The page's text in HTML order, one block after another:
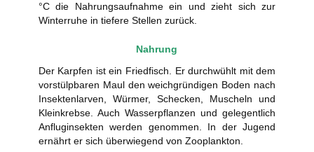
°C die Nahrungsaufnahme ein und zieht sich zur
Winterruhe in tiefere Stellen zurück.
Nahrung
Der Karpfen ist ein Friedfisch. Er durchwühlt mit dem
vorstülpbaren Maul den weichgründigen Boden nach
Insektenlarven, Würmer, Schecken, Muscheln und
Kleinkrebse. Auch Wasserpflanzen und gelegentlich
Anfluginsekten werden genommen. In der Jugend
ernährt er sich überwiegend von Zooplankton.